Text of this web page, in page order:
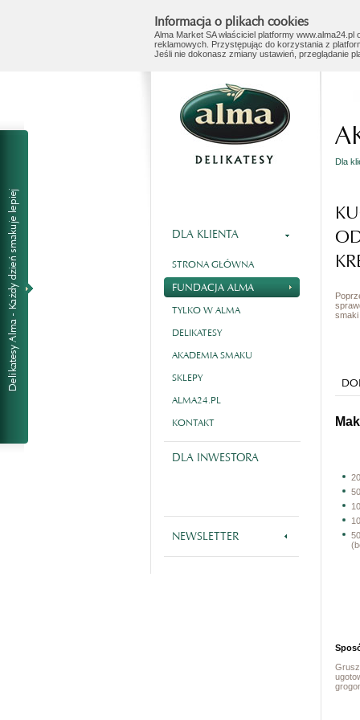
Informacja o plikach cookies
Alma Market SA właściciel platformy
reklamowych. Przystępując do korzystania z
Jeśli nie dokonasz zmiany ustawień, przeglądanie
DLA KLIENTA
STRONA GŁÓWNA
FUNDACJA ALMA
TYLKO W ALMA
DELIKATESY
AKADEMIA SMAKU
SKLEPY
ALMA24.PL
KONTAKT
DLA INWESTORA
NEWSLETTER
Dla